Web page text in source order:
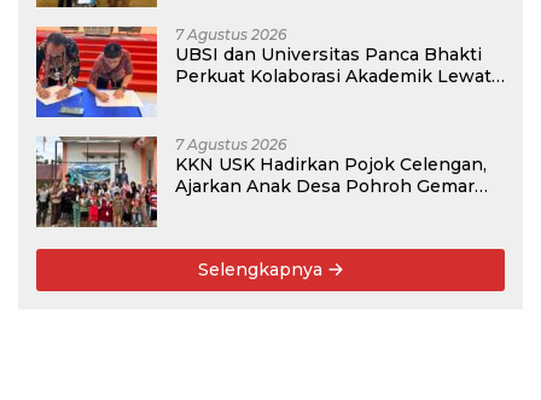
7 Agustus 2026
UBSI dan Universitas Panca Bhakti
Perkuat Kolaborasi Akademik Lewat
7 Agustus 2026
KKN USK Hadirkan Pojok Celengan,
Ajarkan Anak Desa Pohroh Gemar
Selengkapnya